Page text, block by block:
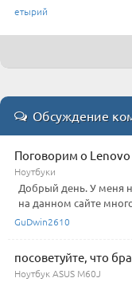
етырий
Обсуждение
Поговорим о Lenovo
Ноутбуки
Добрый день. У меня
на данном сайте
GuDwin2610
посоветуйте, что
Ноутбук ASUS M60J